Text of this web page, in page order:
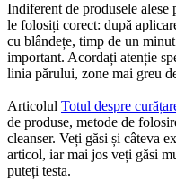
Indiferent de produsele alese
le folosiți corect: după
cu blândețe, timp de un
important. Acordați atenție
linia părului, zone mai greu
Articolul Totul despre
de produse, metode de
cleanser. Veți găsi și câteva
articol, iar mai jos veți găsi
puteți testa.